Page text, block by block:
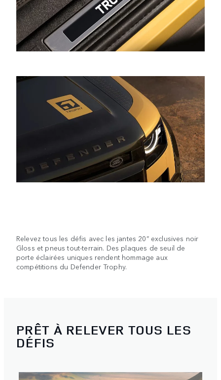
Relevez tous les défis avec les jantes 20” exclusives noir
Gloss et pneus tout-terrain. Des plaques de seuil de
porte éclairées uniques rendent hommage aux
compétitions du Defender Trophy.
PRÊT À RELEVER TOUS LES
DÉFIS